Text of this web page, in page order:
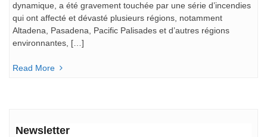
dynamique, a été gravement touchée par une série d’incendies
qui ont affecté et dévasté plusieurs régions, notamment
Altadena, Pasadena, Pacific Palisades et d’autres régions
environnantes, […]
Read More
Newsletter